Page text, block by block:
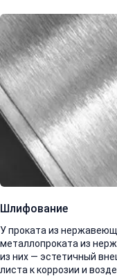
Шлифование
У проката из
металлопроката из
из них — эстетичный
листа к коррозии и